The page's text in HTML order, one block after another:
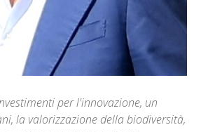
per l'innovazione, un
la valorizzazione della biodiversità,